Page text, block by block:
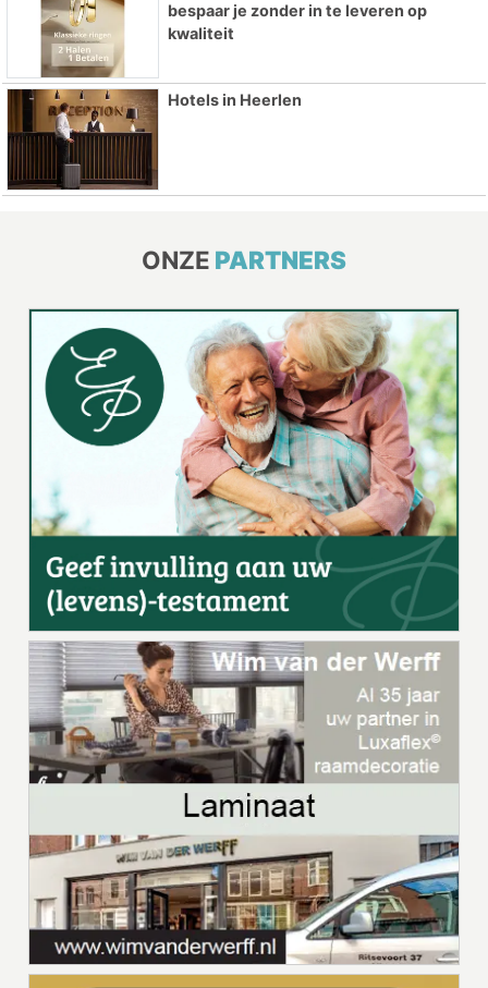
bespaar je zonder in te leveren op
kwaliteit
Hotels in Heerlen
ONZE PARTNERS